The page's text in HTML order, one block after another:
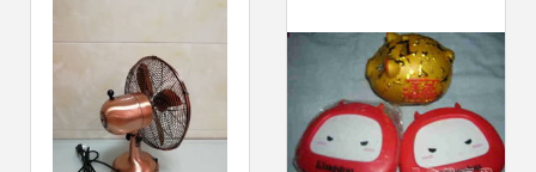
交易会完美收官